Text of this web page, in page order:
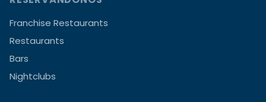
Franchise Restaurants
Restaurants
Bars
Nightclubs